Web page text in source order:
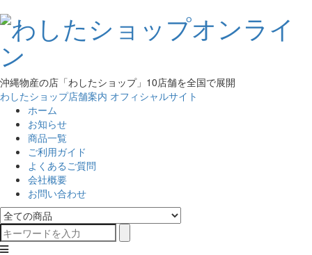
沖縄物産の店「わしたショップ」10店舗を全国で展開
わしたショップ店舗案内 オフィシャルサイト
ホーム
お知らせ
商品一覧
ご利用ガイド
よくあるご質問
会社概要
お問い合わせ